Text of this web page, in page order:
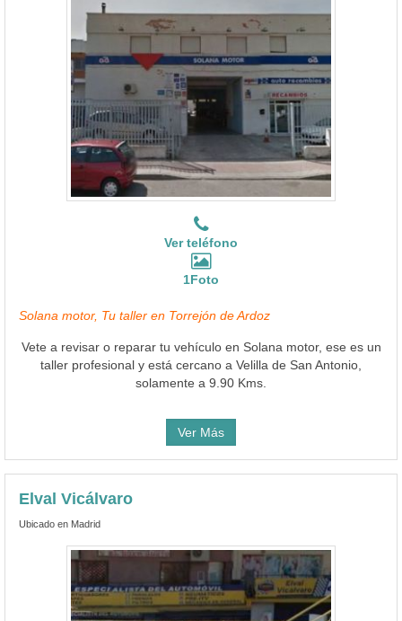
Ver teléfono
1Foto
Solana motor, Tu taller en Torrejón de Ardoz
Vete a revisar o reparar tu vehículo en Solana motor, ese es un
taller profesional y está cercano a Velilla de San Antonio,
solamente a 9.90 Kms.
Ver Más
Elval Vicálvaro
Ubicado en Madrid